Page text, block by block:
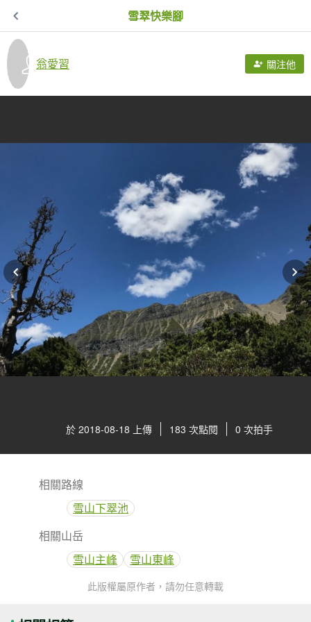
雪翠快樂腳
翁愛習 關注他
於 2018-08-18 上傳 183 次點閱 0 次拍手
相關路線
雪山下翠池
相關山岳
雪山主峰
雪山東峰
此版權屬原作者，請勿任意轉載